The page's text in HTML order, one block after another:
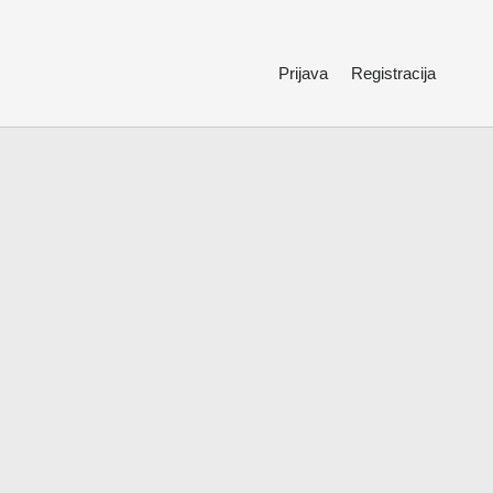
Prijava Registracija